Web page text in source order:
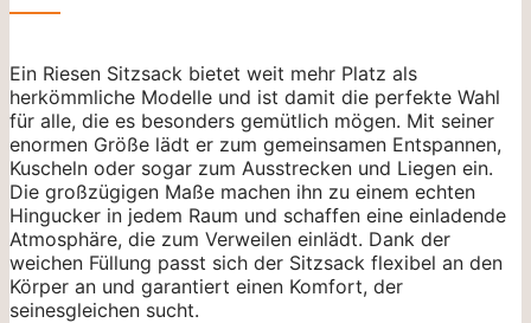
Ein Riesen Sitzsack bietet weit mehr Platz als
herkömmliche Modelle und ist damit die perfekte Wahl
für alle, die es besonders gemütlich mögen. Mit seiner
enormen Größe lädt er zum gemeinsamen Entspannen,
Kuscheln oder sogar zum Ausstrecken und Liegen ein.
Die großzügigen Maße machen ihn zu einem echten
Hingucker in jedem Raum und schaffen eine einladende
Atmosphäre, die zum Verweilen einlädt. Dank der
weichen Füllung passt sich der Sitzsack flexibel an den
Körper an und garantiert einen Komfort, der
seinesgleichen sucht.